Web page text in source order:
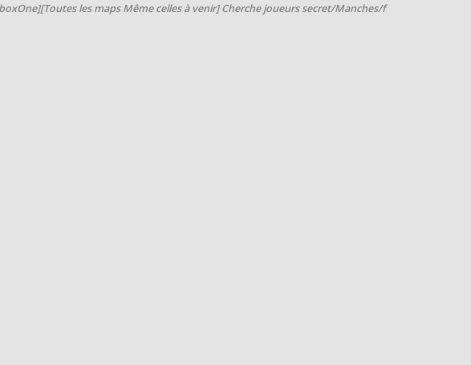
les maps Même celles à venir] Cherche joueurs secret/Manches/f